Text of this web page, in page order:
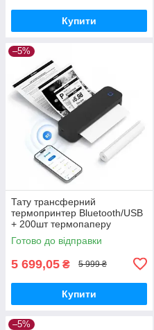
Купити
–5%
Тату трансферний
термопринтер Bluetooth/USB
+ 200шт термопаперу
Готово до відправки
5 699,05 ₴ 5 999 ₴
Купити
–5%